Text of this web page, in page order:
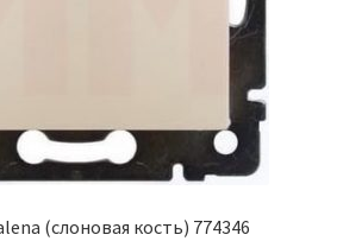
(слоновая кость) 774346